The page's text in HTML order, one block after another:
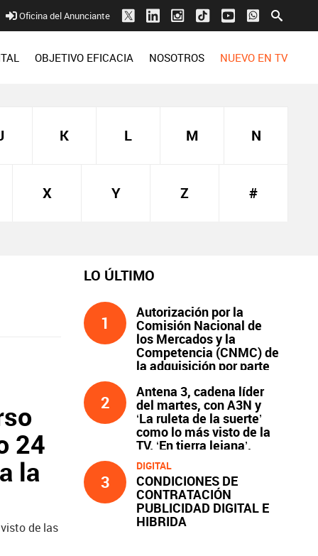
Oficina del Anunciante
OBJETIVO EFICACIA NOSOTROS NUEVO EN TV
K L M N
X Y Z #
24
la
de las
LO ÚLTIMO
1
Autorización por la
Comisión Nacional de
los Mercados y la
Competencia (CNMC) de
la adquisición por parte
del capital social de
Clear Channel España,
S.L.U., y compromisos
asumidos
2
Antena 3, cadena líder
del martes, con A3N y
‘La ruleta de la suerte’
como lo más visto de la
TV. ‘En tierra lejana’,
líder y lo más visto de la
noche
3
DIGITAL
CONDICIONES DE
CONTRATACIÓN
PUBLICIDAD DIGITAL E
HIBRIDA